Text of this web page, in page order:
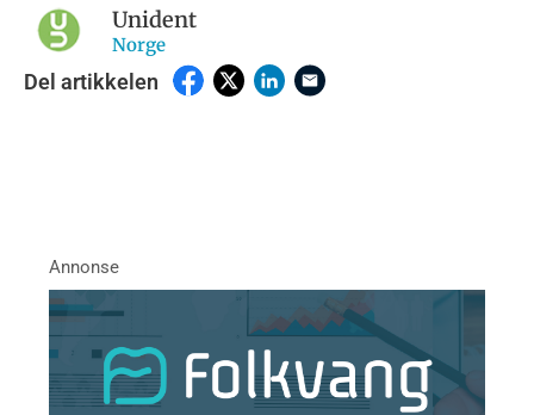
Unident
Norge
Del artikkelen